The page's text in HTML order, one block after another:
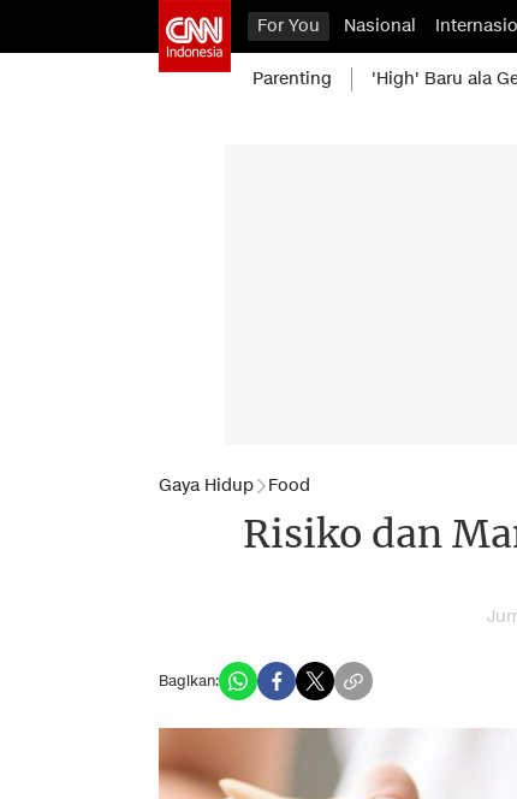
For You Nasional
Parenting 'High' Baru ala
Gaya Hidup Food
Risiko dan
Bagikan: